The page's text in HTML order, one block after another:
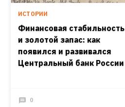
ИСТОРИИ
Финансовая стабильность
и золотой запас: как
появился и развивался
Центральный банк России
0